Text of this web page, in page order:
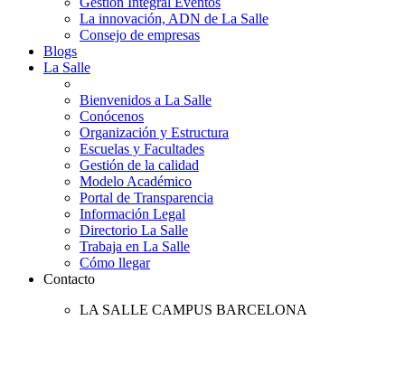
La innovación, ADN de La Salle
Consejo de empresas
Blogs
La Salle
Bienvenidos a La Salle
Conócenos
Organización y Estructura
Escuelas y Facultades
Gestión de la calidad
Modelo Académico
Portal de Transparencia
Información Legal
Directorio La Salle
Trabaja en La Salle
Cómo llegar
Contacto
LA SALLE CAMPUS BARCELONA